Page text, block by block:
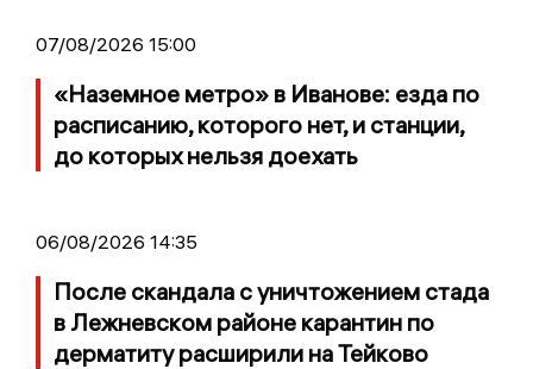
07/08/2026 15:00
«Наземное метро» в Иванове: езда по
расписанию, которого нет, и станции,
до которых нельзя доехать
06/08/2026 14:35
После скандала с уничтожением стада
в Лежневском районе карантин по
дерматиту расширили на Тейково